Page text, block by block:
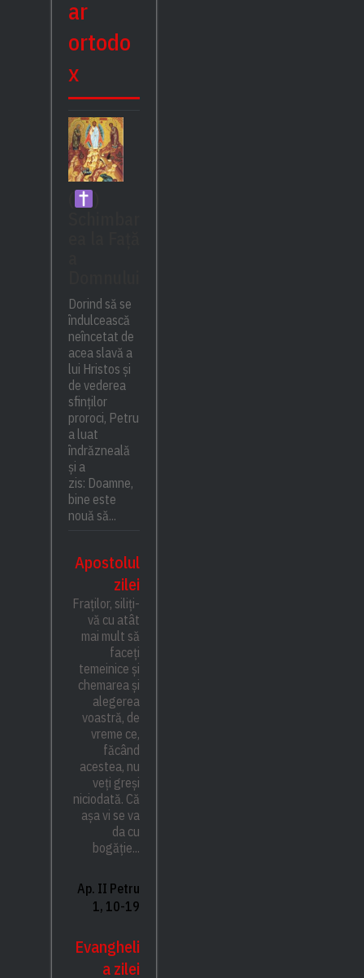
ar
ortodo
x
Dorind să se
îndulcească
neîncetat de
acea slavă a
lui Hristos și
de vederea
sfinților
proroci, Petru
a luat
îndrăzneală
și a
zis: Doamne,
bine este
nouă să...
Apostolul
zilei
Fraților, siliți-
vă cu atât
mai mult să
faceți
temeinice și
chemarea și
alegerea
voastră, de
vreme ce,
făcând
acestea, nu
veți greși
niciodată. Că
așa vi se va
da cu
bogăție...
Ap. II Petru
1, 10-19
Evangheli
a zilei